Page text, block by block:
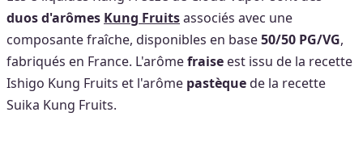
duos d'arômes Kung Fruitsassociés avec une
composante fraîche, disponibles en base50/50 PG/VG,
fabriqués en France. L'arômefraise est issu de la recette
Ishigo Kung Fruits et l'arôme pastèquede la recette
Suika Kung Fruits.